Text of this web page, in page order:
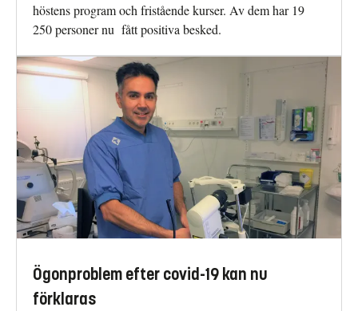
höstens program och fristående kurser. Av dem har 19
250 personer nu fått positiva besked.
Ögonproblem efter covid-19 kan nu
förklaras